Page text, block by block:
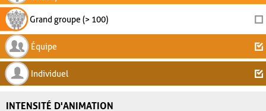
Grand groupe (> 100)
Équipe
Individuel
INTENSITÉ D'ANIMATION